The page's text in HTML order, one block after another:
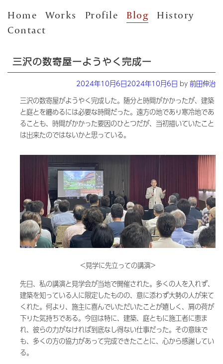
Home Works Profile Blog
History
Contact
三沢の数寄屋ーようやく完成ー
Posted
2024年10月6日2024年10月6日 by前田伸治
三沢の数寄屋がようやく完成した。随分と時間がかかったが、建築
と庭とを纏めるには必要な時間だった。遠方の地であり寒冷地であ
ることも、時間がかかった要因のひとつだが、当初描いていたこと
は出来たのではないかと思っている。
<見学に先立っての講演>
先日、私の講演と見学会が当地で開催された。多くの人を入れず、
建築を知っている人に限定したものの、意に添わず大勢の人が来て
くれた。何より、施主に喜んでいただいたことが嬉しく、肩の荷が
下りた気持ちである。今回は特に、建築、庭ともに施工者に恵ま
れ、彼らの力がなければ到底なし得ない仕事だった。その意味で
も、多くの方の協力があって完成できたことに、心から感謝してい
る。